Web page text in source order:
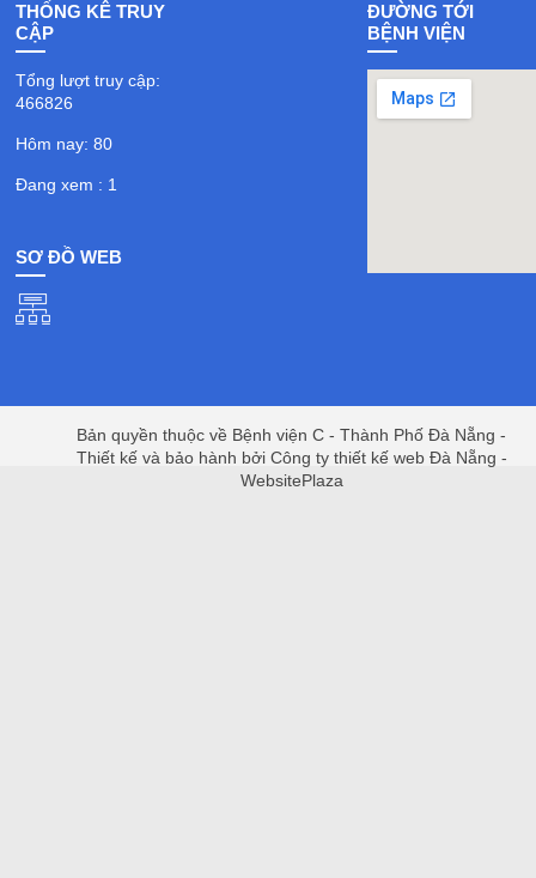
THỐNG KÊ TRUY
CẬP
Tổng lượt truy cập:
466826
Hôm nay: 80
Đang xem : 1
SƠ ĐỒ WEB
ĐƯỜNG TỚI
BỆNH VIỆN
Bản quyền thuộc về Bệnh viện C - Thành Phố Đà Nẵng -
Thiết kế và bảo hành bởi Công ty thiết kế web Đà Nẵng -
WebsitePlaza